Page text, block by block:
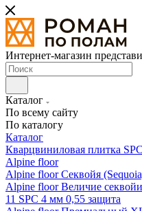
Интернет-магазин
Каталог
По всему сайту
По каталогу
Каталог
Кварцвиниловая плитка
Alpine floor
Alpine floor Секвойя
Alpine floor Величие
11 SPC 4 мм 0,55 защита